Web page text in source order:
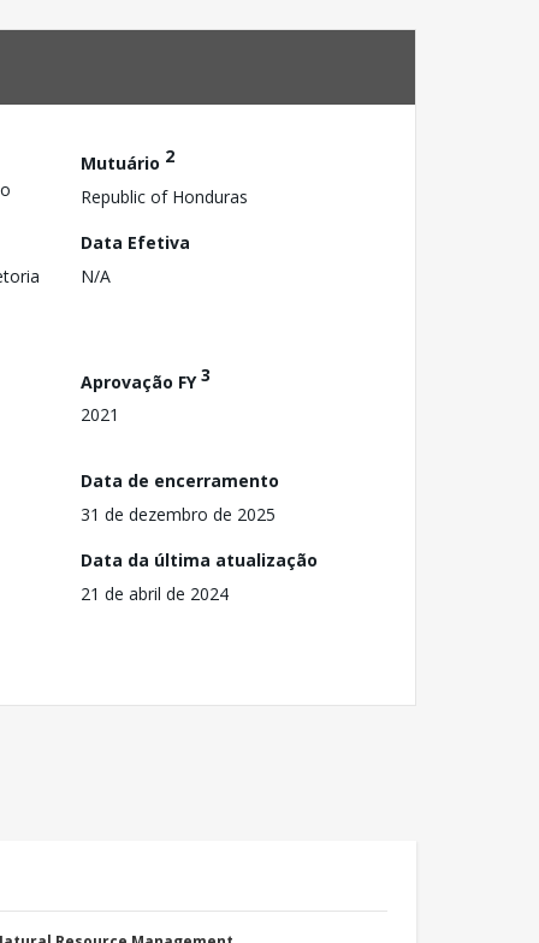
Mutuário 2
Republic of Honduras
Data Efetiva
N/A
Aprovação FY3
2021
Data de encerramento
31 de dezembro de 2025
Data da última atualização
21 de abril de 2024